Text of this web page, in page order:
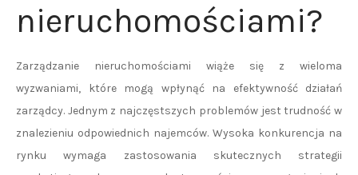
nieruchomościami?
Zarządzanie nieruchomościami wiąże się z wieloma
wyzwaniami, które mogą wpłynąć na efektywność działań
zarządcy. Jednym z najczęstszych problemów jest trudność w
znalezieniu odpowiednich najemców. Wysoka konkurencja na
rynku wymaga zastosowania skutecznych strategii